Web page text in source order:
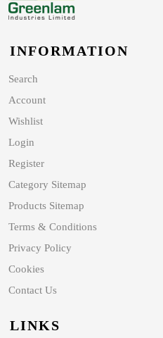
INFORMATION
Search
Account
Wishlist
Login
Register
Category Sitemap
Products Sitemap
Terms & Conditions
Privacy Policy
Cookies
Contact Us
LINKS